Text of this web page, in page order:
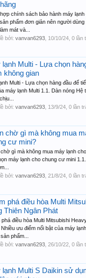
chính sách bảo hành máy
phẩm đơn giản nên người
mát và...
bởi: vanvan6293 10/10/24 , 0
lạnh Multi - Lựa chọn
không gian
Multi - Lựa chọn hàng đầu để
máy lạnh Multi 1.1. Dàn nóng Hệ
bởi: vanvan6293 13/9/24 , 0 lần
chờ gì mà không mua
cư mini?
gì mà không mua máy lạnh
máy lạnh cho chung cư mini
bởi: vanvan6293 21/8/24 , 0 lần
phá điều hòa Multi
Thiên Ngân Phát
phá điều hòa Multi Mitsubishi
ưu điểm nối bật của máy
phẩm...
bởi: vanvan6293 26/10/22 , 0
lạnh Multi S Daikin sử